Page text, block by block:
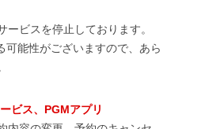
ビスを停止しております。
能性がございますので、あら
ビス、PGMアプリ